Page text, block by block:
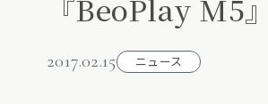
『BeoPlay M5
2017.02.15 ニュース